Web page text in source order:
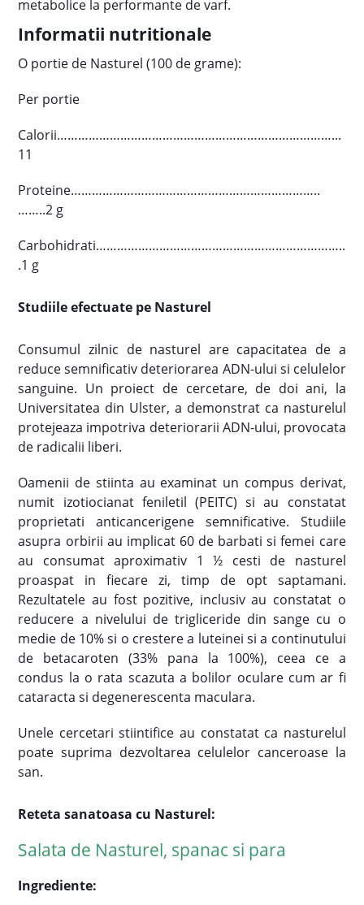
metabolice la performante de varf.
Informatii nutritionale
O portie de Nasturel (100 de grame):
Per portie
Calorii……………………………………………………………………...
11
Proteine……………………………………………………………..
……..2 g
Carbohidrati……………………………………………………………..
.1 g
Studiile efectuate pe Nasturel
Consumul zilnic de nasturel are capacitatea de a
reduce semnificativ deteriorarea ADN-ului si celulelor
sanguine. Un proiect de cercetare, de doi ani, la
Universitatea din Ulster, a demonstrat ca nasturelul
protejeaza impotriva deteriorarii ADN-ului, provocata
de radicalii liberi.
Oamenii de stiinta au examinat un compus derivat,
numit izotiocianat feniletil (PEITC) si au constatat
proprietati anticancerigene semnificative. Studiile
asupra orbirii au implicat 60 de barbati si femei care
au consumat aproximativ 1 ½ cesti de nasturel
proaspat in fiecare zi, timp de opt saptamani.
Rezultatele au fost pozitive, inclusiv au constatat o
reducere a nivelului de trigliceride din sange cu o
medie de 10% si o crestere a luteinei si a continutului
de betacaroten (33% pana la 100%), ceea ce a
condus la o rata scazuta a bolilor oculare cum ar fi
cataracta si degenerescenta maculara.
Unele cercetari stiintifice au constatat ca nasturelul
poate suprima dezvoltarea celulelor canceroase la
san.
Reteta sanatoasa cu Nasturel:
Salata de Nasturel, spanac si para
Ingrediente: